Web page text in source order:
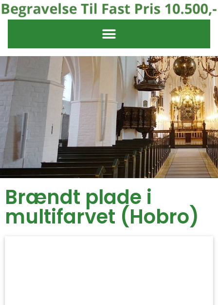
Brændt plade i
multifarvet (Hobro)